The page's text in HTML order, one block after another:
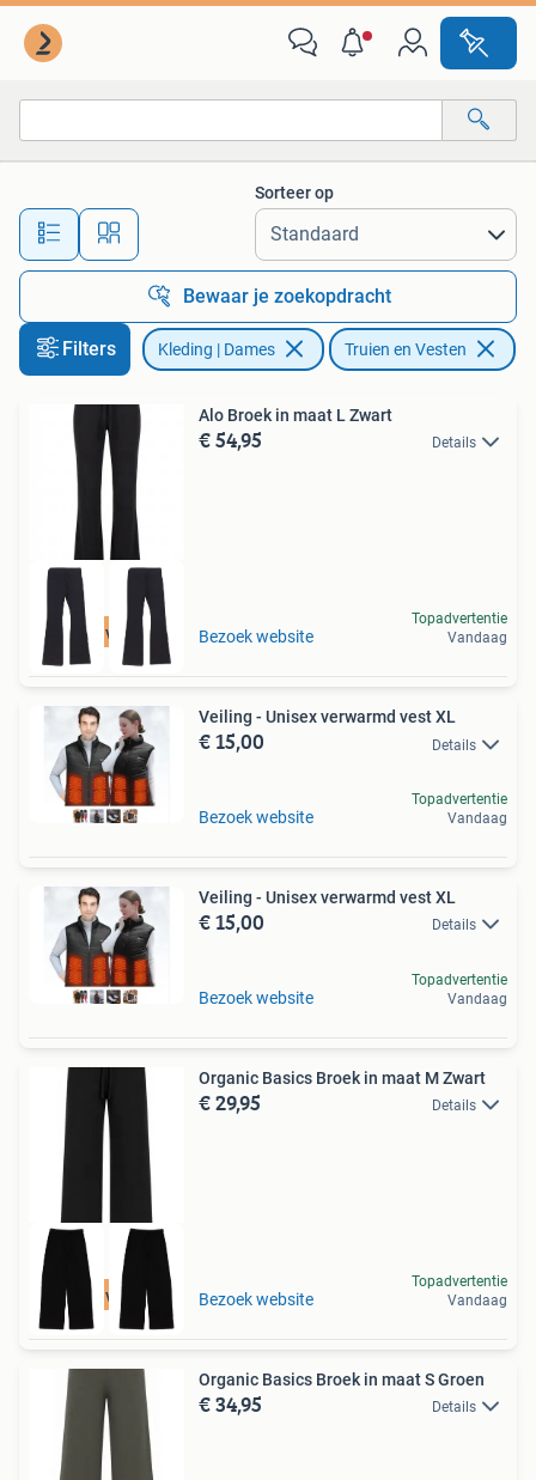
Alle afstanden…
Sorteer op
Bewaar je zoekopdracht
Filters Kleding | Dames Truien en Vesten
Tot 75% voordeel
Alo Broek in maat L Zwart
€ 54,95 Details
Bezoek website
Topadvertentie
Vandaag
Veiling - Unisex verwarmd vest XL
€ 15,00 Details
Bezoek website
Topadvertentie
Vandaag
Veiling - Unisex verwarmd vest XL
€ 15,00 Details
Bezoek website
Topadvertentie
Vandaag
Tot 75% voordeel
Organic Basics Broek in maat M Zwart
€ 29,95 Details
Bezoek website
Topadvertentie
Vandaag
Organic Basics Broek in maat S Groen
€ 34,95 Details